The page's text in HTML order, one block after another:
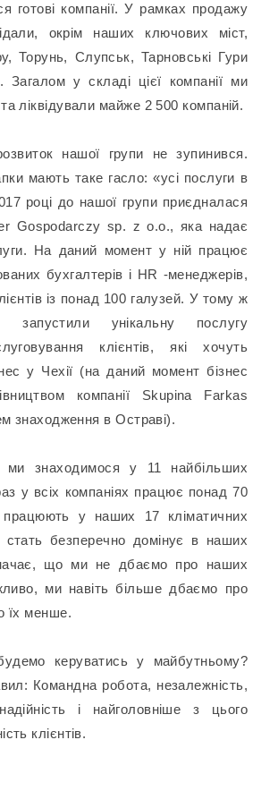
готові компанії. У рамках продажу
окрім наших ключових міст,
Торунь, Слупськ, Тарновські Гури
Загалом у складі цієї компанії ми
ліквідували майже 2 500 компаній.
нашої групи не зупинився.
мають таке гасло: «усі послуги в
році до нашої групи приєдналася
Gospodarczy sp. z o.o., яка надає
На даний момент у ній працює
бухгалтерів і HR -менеджерів,
із понад 100 галузей. У тому ж
унікальну послугу
клієнтів, які хочуть
у Чехії (на даний момент бізнес
компанії Skupina Farkas
знаходження в Остраві).
знаходимося у 11 найбільших
у всіх компаніях працює понад 70
працюють у наших 17 кліматичних
стать безперечно домінує в наших
що ми не дбаємо про наших
ми навіть більше дбаємо про
їх менше.
керуватись у майбутньому?
Командна робота, незалежність,
надійність і найголовніше з цього
клієнтів.